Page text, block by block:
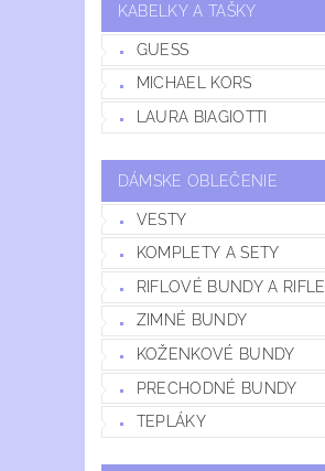
KABELKY A TAŠKY
GUESS
MICHAEL KORS
LAURA BIAGIOTTI
DÁMSKE OBLEČENIE
VESTY
KOMPLETY A SETY
RIFLOVÉ BUNDY A RIFLE
ZIMNÉ BUNDY
KOŽENKOVÉ BUNDY
PRECHODNÉ BUNDY
TEPLÁKY